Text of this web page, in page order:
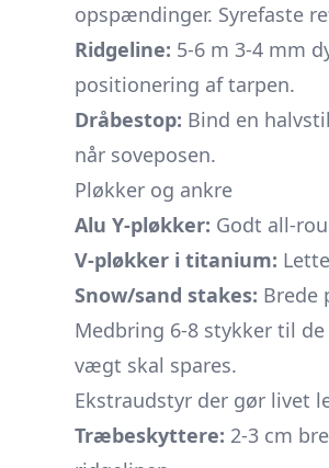
opspændinger. Syrefaste
Ridgeline: 5-6 m 3-4 mm
positionering af tarpen.
Dråbestop: Bind en
når soveposen.
Pløkker og ankre
Alu Y-pløkker: Godt all-
V-pløkker i titanium:
Snow/sand stakes: Brede
Medbring 6-8 stykker til
vægt skal spares.
Ekstraudstyr der gør livet
Træbeskyttere: 2-3 cm